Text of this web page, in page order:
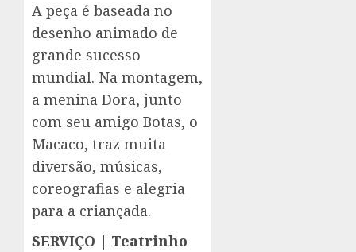
A peça é baseada no
desenho animado de
grande sucesso
mundial. Na montagem,
a menina Dora, junto
com seu amigo Botas, o
Macaco, traz muita
diversão, músicas,
coreografias e alegria
para a criançada.
SERVIÇO | Teatrinho